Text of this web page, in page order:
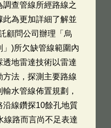
查管線所經路線之
此為更加詳細了解並
顧問公司辦理「烏
)所欠缺管線範圍內
透地雷達技術以雷達
法，探測主要路線
水管線佈置規劃，
沿線鑽探10餘孔地質
線路而言尚不足表達